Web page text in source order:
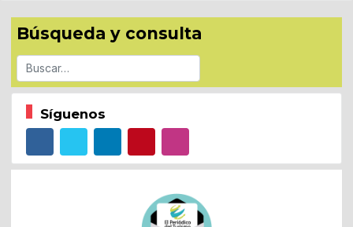
Búsqueda y consulta
Buscar
Síguenos